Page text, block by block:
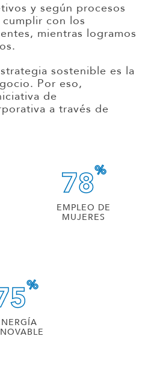
y según procesos
con los
mientras logramos
sostenible es la
Por eso,
de
a través de
78%
EMPLEO DE
MUJERES
%